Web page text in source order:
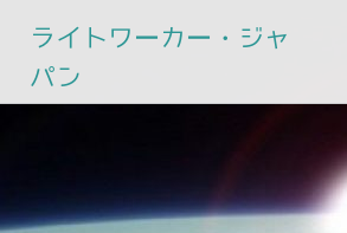
ライトワーカー・ジャ
パン